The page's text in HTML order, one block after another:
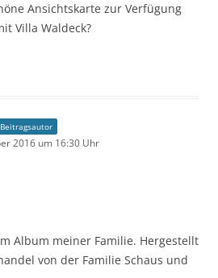
Ansichtskarte zur Verfügung
Villa Waldeck?
Beitragsautor
2016 um 16:30 Uhr
Album meiner Familie. Hergestellt
von der Familie Schaus und